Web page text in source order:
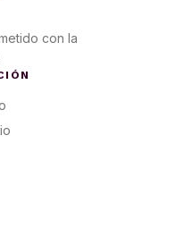
con la